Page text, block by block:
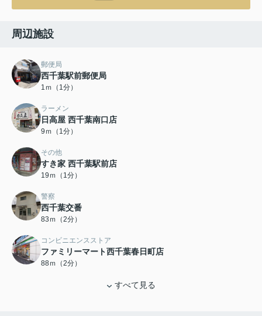
周辺施設
郵便局
西千葉駅前郵便局
1ｍ（1分）
ラーメン
日高屋 西千葉南口店
9ｍ（1分）
その他
すき家 西千葉駅前店
19ｍ（1分）
警察
西千葉交番
83ｍ（2分）
コンビニエンスストア
ファミリーマート西千葉春日町店
88ｍ（2分）
すべて見る